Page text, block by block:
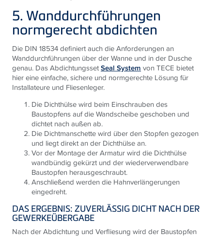
5. Wanddurchführungen
normgerecht abdichten
Die DIN 18534 definiert auch die Anforderungen an
Wanddurchführungen über der Wanne und in der Dusche
genau. Das AbdichtungssetSeal System vonTECE bietet
hier eine einfache, sichere und normgerechte Lösung für
Installateure und Fliesenleger.
Die Dichthülse wird beim Einschrauben des
Baustopfens auf die Wandscheibe geschoben und
dichtet nach außen ab.
Die Dichtmanschette wird über den Stopfen gezogen
und liegt direkt an der Dichthülse an.
Vor der Montage der Armatur wird die Dichthülse
wandbündig gekürzt und der wiederverwendbare
Baustopfen herausgeschraubt.
Anschließend werden die Hahnverlängerungen
eingedreht.
DAS ERGEBNIS: ZUVERLÄSSIG DICHT NACH DER
GEWERKEÜBERGABE
Nach der Abdichtung und Verfliesung wird der Baustopfen